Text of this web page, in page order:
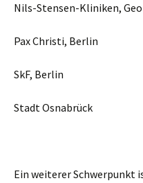
Nils-Stensen-Kliniken,
Pax Christi, Berlin
SkF, Berlin
Stadt Osnabrück
Ein weiterer Schwerpunkt